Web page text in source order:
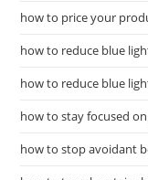
how to price your
how to reduce blue
how to reduce blue
how to stay focused
how to stop avoidant